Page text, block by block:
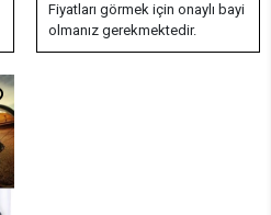
Fiyatları görmek için onaylı bayi
olmanız gerekmektedir.